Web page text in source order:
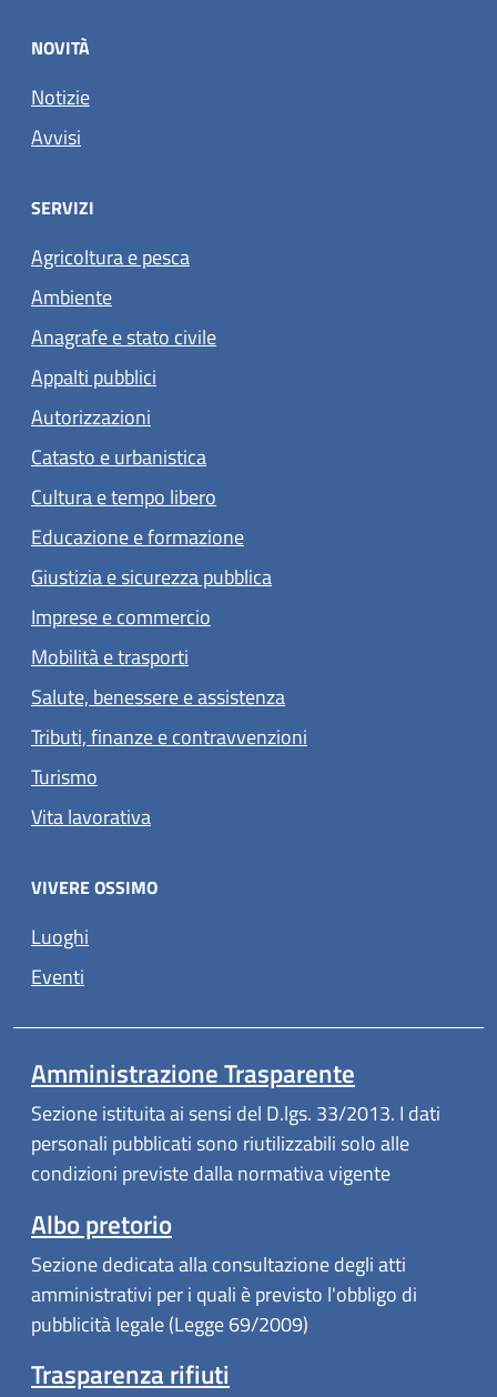
NOVITÀ
Notizie
Avvisi
SERVIZI
Agricoltura e pesca
Ambiente
Anagrafe e stato civile
Appalti pubblici
Autorizzazioni
Catasto e urbanistica
Cultura e tempo libero
Educazione e formazione
Giustizia e sicurezza pubblica
Imprese e commercio
Mobilità e trasporti
Salute, benessere e assistenza
Tributi, finanze e contravvenzioni
Turismo
Vita lavorativa
VIVERE OSSIMO
Luoghi
Eventi
Amministrazione Trasparente
Sezione istituita ai sensi del D.lgs. 33/2013. I dati
personali pubblicati sono riutilizzabili solo alle
condizioni previste dalla normativa vigente
Albo pretorio
Sezione dedicata alla consultazione degli atti
amministrativi per i quali è previsto l'obbligo di
pubblicità legale (Legge 69/2009)
Trasparenza rifiuti